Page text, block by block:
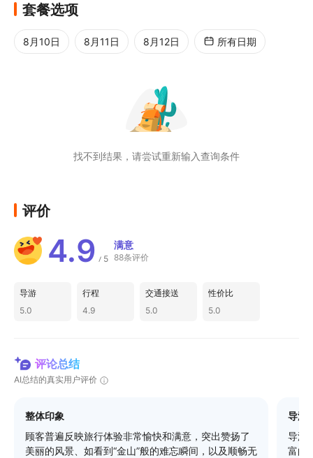
套餐选项
8月10日 8月11日 8月12日 所有日期
找不到结果，请尝试重新输入查询条件
评价
4.9 / 5
满意
88条评价
导游
5.0
行程
4.9
交通接送
5.0
性价比
5.0
评论总结
AI总结的真实用户评价
整体印象
顾客普遍反映旅行体验非常愉快和满意，突出赞扬了
美丽的风景、如看到“金山”般的难忘瞬间，以及顺畅无
导游
导游
富的